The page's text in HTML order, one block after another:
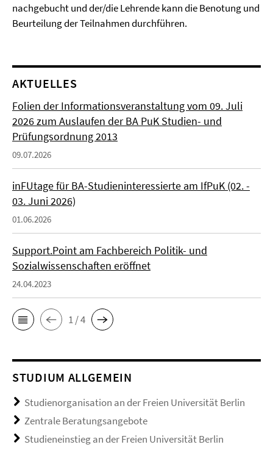
nachgebucht und der/die Lehrende kann die Benotung und
Beurteilung der Teilnahmen durchführen.
AKTUELLES
Folien der Informationsveranstaltung vom 09. Juli
2026 zum Auslaufen der BA PuK Studien- und
Prüfungsordnung 2013
09.07.2026
inFUtage für BA-Studieninteressierte am IfPuK (02. -
03. Juni 2026)
01.06.2026
Support.Point am Fachbereich Politik- und
Sozialwissenschaften eröffnet
24.04.2023
1 / 4
STUDIUM ALLGEMEIN
Studienorganisation an der Freien Universität Berlin
Zentrale Beratungsangebote
Studieneinstieg an der Freien Universität Berlin